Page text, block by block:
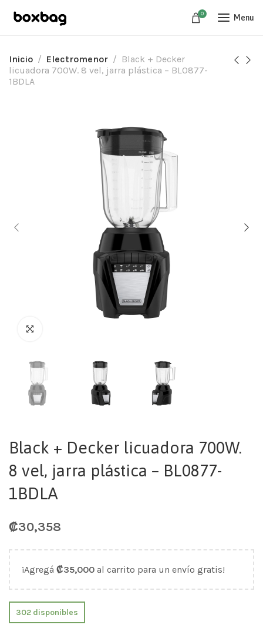
0 Menu
Inicio Electromenor
Black + Decker
licuadora 700W. 8 vel, jarra plástica – BL0877-
1BDLA
Black + Decker licuadora 700W.
8 vel, jarra plástica – BL0877-
1BDLA
₡30,358
¡Agregá ₡35,000 al carrito para un envío gratis!
302 disponibles